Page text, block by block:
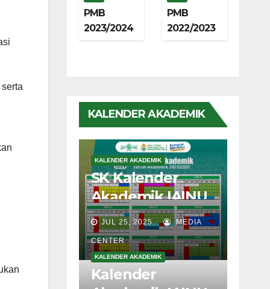
PMB
2023/2024
PMB
2022/2023
KALENDER AKADEMIK
KALENDER AKADEMIK
SK Kalender
Akademik IAINU
Tuban TA
2025/2026
JUL 25, 2025 MEDIA
CENTER
KALENDER AKADEMIK